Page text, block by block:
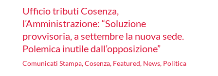
Ufficio tributi Cosenza,
l’Amministrazione: “Soluzione
provvisoria, a settembre la nuova sede.
Polemica inutile dall’opposizione”
Comunicati Stampa,Cosenza, Featured, News, Politica